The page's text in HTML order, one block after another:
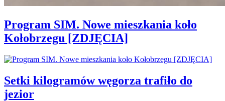
Program SIM. Nowe mieszkania koło
Kołobrzegu [ZDJĘCIA]
Setki kilogramów węgorza trafiło do
jezior